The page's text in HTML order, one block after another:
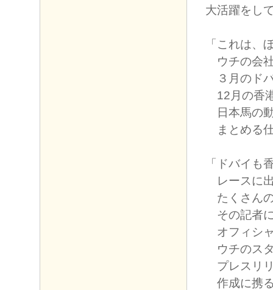
大活躍をし
「これは、
ウチの会
３月のド
12月の香
日本馬の
まとめる
「ドバイも
レースに
たくさん
その記者
オフィシ
ウチのス
プレスリ
作成に携